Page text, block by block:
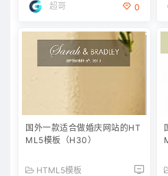
超哥 0
国外一款适合做婚庆网站的HT
ML5模板（H30）
HTML5模板